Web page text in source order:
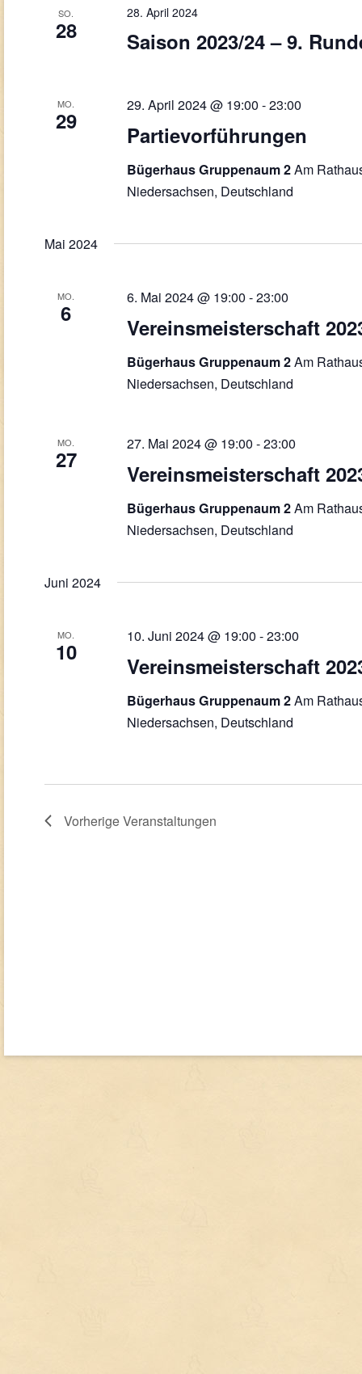
SO.
28 Saison 2023/24 – 9.
28. April 2024
MO.
29
Partievorführungen
29. April 2024 @ 19:00-23:00
Bügerhaus Gruppenaum 2Am
Niedersachsen, Deutschland
Mai 2024
MO.
6
Vereinsmeisterschaft
6. Mai 2024 @ 19:00-23:00
Bügerhaus Gruppenaum 2Am
Niedersachsen, Deutschland
MO.
27
Vereinsmeisterschaft
27. Mai 2024 @ 19:00-23:00
Bügerhaus Gruppenaum 2Am
Niedersachsen, Deutschland
Juni 2024
MO.
10
Vereinsmeisterschaft
10. Juni 2024 @ 19:00-23:00
Bügerhaus Gruppenaum 2Am
Niedersachsen, Deutschland
VorherigeVeranstaltungen